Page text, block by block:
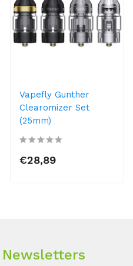
Vapefly Gunther
Clearomizer Set
(25mm)
€28,89
Newsletters